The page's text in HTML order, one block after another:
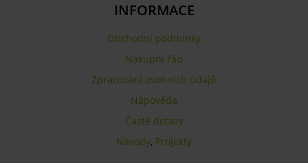
INFORMACE
Obchodní podmínky
Nákupní řád
Zpracování osobních údajů
Nápověda
Časté dotazy
Návody, Projekty